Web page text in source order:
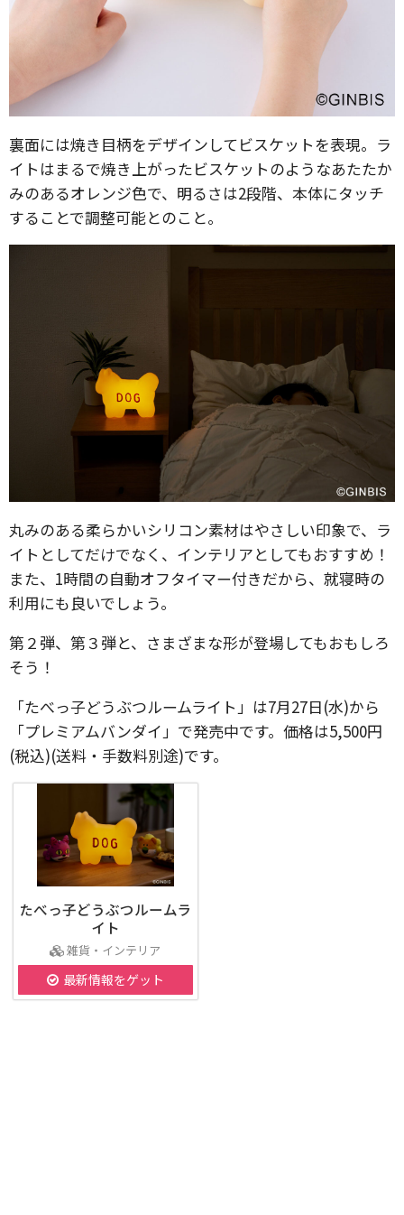
裏面には焼き目柄をデザインしてビスケットを表現。ラ
イトはまるで焼き上がったビスケットのようなあたたか
みのあるオレンジ色で、明るさは2段階、本体にタッチ
することで調整可能とのこと。
丸みのある柔らかいシリコン素材はやさしい印象で、ラ
イトとしてだけでなく、インテリアとしてもおすすめ！
また、1時間の自動オフタイマー付きだから、就寝時の
利用にも良いでしょう。
第２弾、第３弾と、さまざまな形が登場してもおもしろ
そう！
「たべっ子どうぶつルームライト」は7月27日(水)から
「プレミアムバンダイ」で発売中です。価格は5,500円
(税込)(送料・手数料別途)です。
たべっ子どうぶつルームラ
イト
雑貨・インテリア
最新情報をゲット